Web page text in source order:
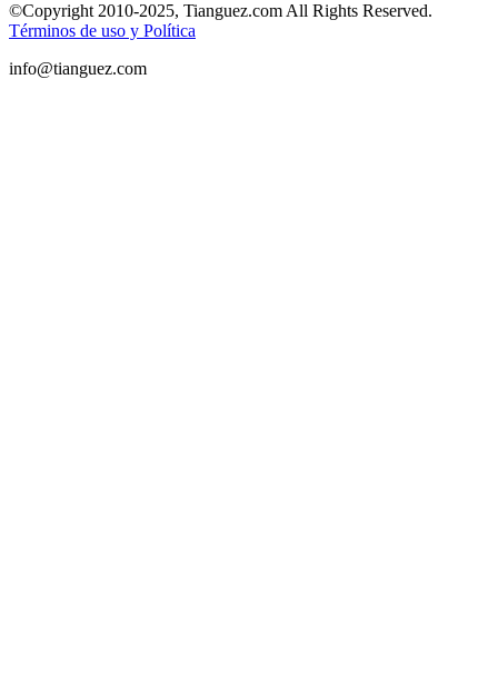
©Copyright 2010-2025, Tianguez.com All Rights Reserved.
Términos de uso y Política
info@tianguez.com